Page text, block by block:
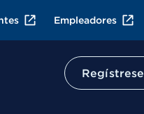
Empleadores
Regístrese